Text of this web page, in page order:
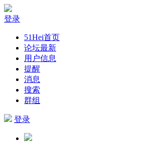
登录
51Hei首页
论坛最新
用户信息
提醒
消息
搜索
群组
登录